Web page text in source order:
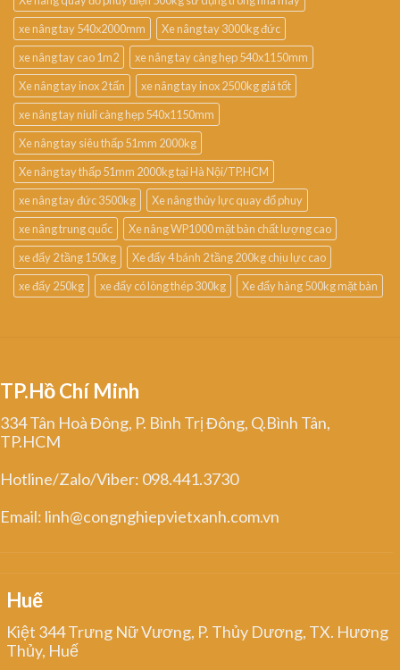
xe nâng tay 540x2000mm
Xe nâng tay 3000kg đức
xe nâng tay cao 1m2
xe nâng tay càng hẹp 540x1150mm
Xe nâng tay inox 2 tấn
xe nâng tay inox 2500kg giá tốt
xe nâng tay niuli càng hẹp 540x1150mm
Xe nâng tay siêu thấp 51mm 2000kg
Xe nâng tay thấp 51mm 2000kg tại Hà Nội/TP.HCM
xe nâng tay đức 3500kg
Xe nâng thủy lực quay đổ phuy
xe nâng trung quốc
Xe nâng WP1000 mặt bàn chất lượng cao
xe đẩy 2 tầng 150kg
Xe đẩy 4 bánh 2 tầng 200kg chịu lực cao
xe đẩy 250kg
xe đẩy có lòng thép 300kg Xe đẩy hàng 500kg mặt bàn
TP.Hồ Chí Minh
334 Tân Hoà Đông, P. Bình Trị Đông, Q.Bình Tân,
TP.HCM
Hotline/Zalo/Viber: 098.441.3730
Email: linh@congnghiepvietxanh.com.vn
Huế
Kiệt 344 Trưng Nữ Vương, P. Thủy Dương, TX. Hương
Thủy, Huế